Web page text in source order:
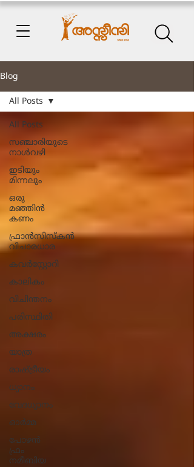
Blog
All Posts
സഞ്ചാരിയുടെ
നാൾവഴി
ഇടിയും
മിന്നലും
ഒരു
മഞ്ഞിൻ
കണം
ഫ്രാൻസിസ്കൻ
വിചാരധാര
കവർസ്റ്റോറി
കാലികം
വിചിന്തനം
പരിസ്ഥിതി
അക്ഷരം
യാത്ര
രാഷ്ട്രീയം
ധ്യാനം
വേദധ്യാനം
ഓർമ്മ
പോഴൻ
ഫ്രം
നമീബിയ
All Posts